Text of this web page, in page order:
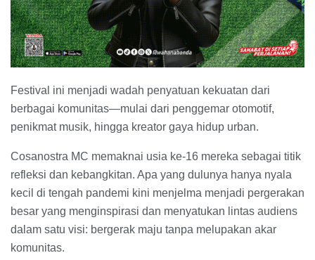
Festival ini menjadi wadah penyatuan kekuatan dari
berbagai komunitas—mulai dari penggemar otomotif,
penikmat musik, hingga kreator gaya hidup urban.
Cosanostra MC memaknai usia ke-16 mereka sebagai titik
refleksi dan kebangkitan. Apa yang dulunya hanya nyala
kecil di tengah pandemi kini menjelma menjadi pergerakan
besar yang menginspirasi dan menyatukan lintas audiens
dalam satu visi: bergerak maju tanpa melupakan akar
komunitas.